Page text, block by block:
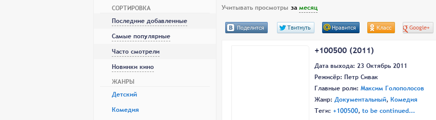
СОРТИРОВКА
Последние добавленные
Самые популярные
Часто смотрели
Новинки кино
ЖАНРЫ
Детский
Комедия
Учитывать просмотры за месяц
Поделится Твитнуть Нравится Класс Google+
+100500 (2011)
Дата выхода: 23 Октябрь 2011
Режисёр: Петр Сивак
Главные роли: Максим Голополосов
Жанр: Документальный, Комедия
Теги: +100500, to be continued...